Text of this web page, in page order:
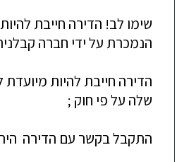
שימו לב! הדירה חייבת
הנמכרת על ידי חברה
הדירה חייבת להיות
שלה על פי חוק ;
התקבל בקשר עם הדירה